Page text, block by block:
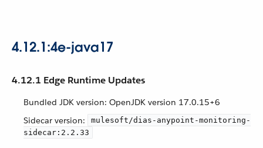
4.12.1:4e-java17
4.12.1 Edge Runtime Updates
Bundled JDK version: OpenJDK version 17.0.15+6
Sidecar version:
mulesoft/dias-anypoint-monitoring-
sidecar:2.2.33